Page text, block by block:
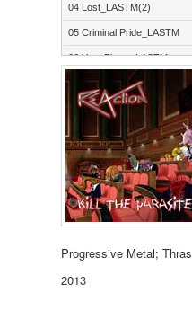
04 Lost_LASTM(2)
05 Criminal Pride_LASTM
06 Your Flaws_LASTM
07 Cage of
08 Resistance_LASTM
09 Human Race_LASTM
10 Kill the
Progressive Metal;
2013